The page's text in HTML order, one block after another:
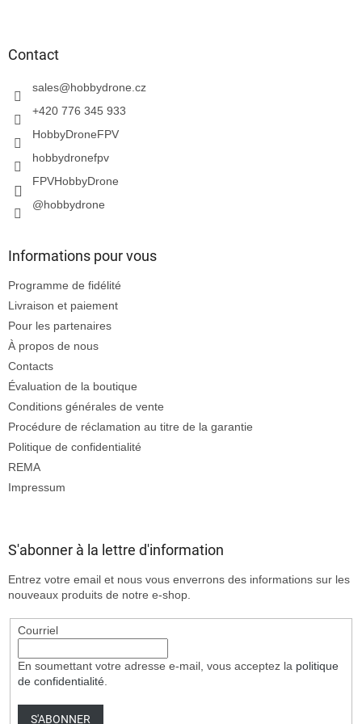
Contact
sales@hobbydrone.cz
+420 776 345 933
HobbyDroneFPV
hobbydronefpv
FPVHobbyDrone
@hobbydrone
Informations pour vous
Programme de fidélité
Livraison et paiement
Pour les partenaires
À propos de nous
Contacts
Évaluation de la boutique
Conditions générales de vente
Procédure de réclamation au titre de la garantie
Politique de confidentialité
REMA
Impressum
S'abonner à la lettre d'information
Entrez votre email et nous vous enverrons des informations sur les
nouveaux produits de notre e-shop.
Courriel
En soumettant votre adresse e-mail, vous acceptez la politique
de confidentialité.
S'ABONNER